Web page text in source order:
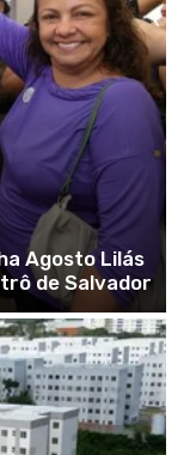
Agosto Lilás
de Salvador